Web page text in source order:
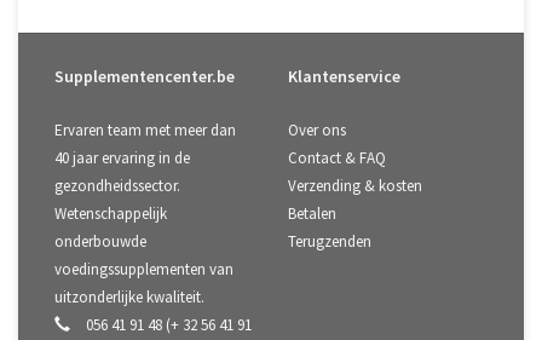
Supplementencenter.be
Ervaren team met meer dan
40 jaar ervaring in de
gezondheidssector.
Wetenschappelijk
onderbouwde
voedingssupplementen van
uitzonderlijke kwaliteit.
056 41 91 48 (+ 32 56 41 91
Klantenservice
Over ons
Contact & FAQ
Verzending & kosten
Betalen
Terugzenden